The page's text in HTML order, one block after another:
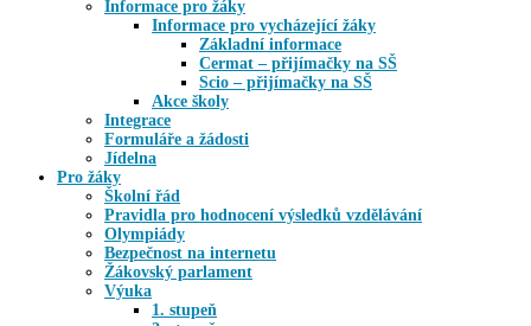
Informace pro žáky
Informace pro vycházející žáky
Základní informace
Cermat – přijímačky na SŠ
Scio – přijímačky na SŠ
Akce školy
Integrace
Formuláře a žádosti
Jídelna
Pro žáky
Školní řád
Pravidla pro hodnocení výsledků vzdělávání
Olympiády
Bezpečnost na internetu
Žákovský parlament
Výuka
1. stupeň